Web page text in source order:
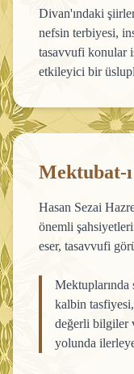
Divan'ındaki
nefsin terbiyesi,
tasavvufi konular
etkileyici bir
Mektubat-
Hasan Sezai
önemli
eser, tasavvufi
Mektuplarında
kalbin
değerli bilgiler
yolunda